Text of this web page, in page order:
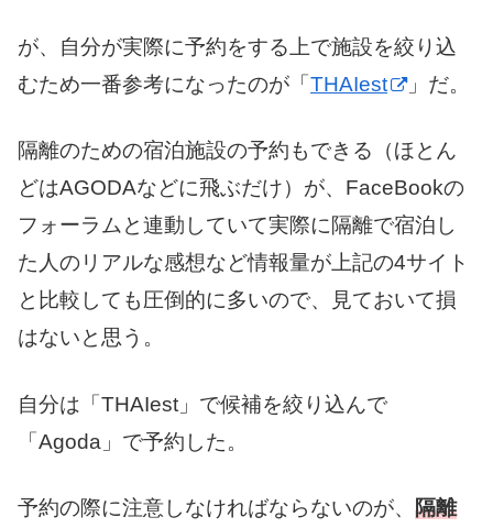
が、自分が実際に予約をする上で施設を絞り込
むため一番参考になったのが「THAIest 」だ。
隔離のための宿泊施設の予約もできる（ほとん
どはAGODAなどに飛ぶだけ）が、FaceBookの
フォーラムと連動していて実際に隔離で宿泊し
た人のリアルな感想など情報量が上記の4サイト
と比較しても圧倒的に多いので、見ておいて損
はないと思う。
自分は「THAIest」で候補を絞り込んで
「Agoda」で予約した。
予約の際に注意しなければならないのが、 隔離